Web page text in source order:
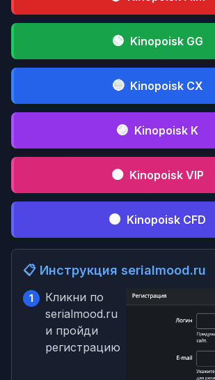
🟢 Kinopoisk GG
🔵 Kinopoisk CX
🟣 Kinopoisk K
🟤 Kinopoisk VIP
⚫ Kinopoisk CFD
📋 Инструкция serialmood.ru
1
Кликни по
serialmood.ru
и пройди
регистрацию